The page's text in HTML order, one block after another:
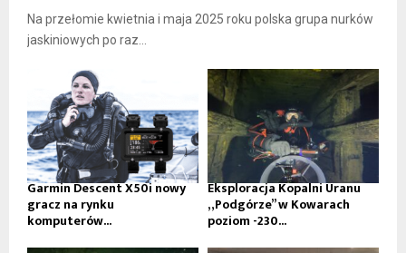
Na przełomie kwietnia i maja 2025 roku polska grupa nurków
jaskiniowych po raz...
Garmin Descent X50i nowy
gracz na rynku
komputerów...
Eksploracja Kopalni Uranu
„Podgórze” w Kowarach
poziom -230...